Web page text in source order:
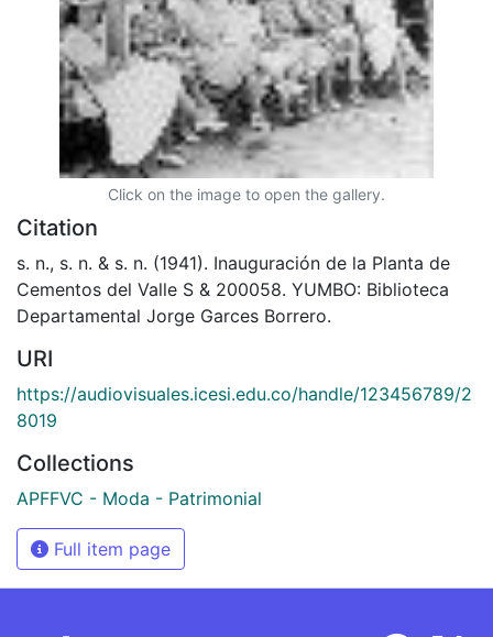
Click on the image to open the gallery.
Citation
s. n., s. n. & s. n. (1941). Inauguración de la Planta de
Cementos del Valle S & 200058. YUMBO: Biblioteca
Departamental Jorge Garces Borrero.
URI
https://audiovisuales.icesi.edu.co/handle/123456789/2
8019
Collections
APFFVC - Moda - Patrimonial
Full item page